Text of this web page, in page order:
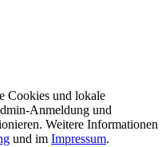
Cookies und lokale
Anmeldung und
Weitere Informationen
und im Impressum.